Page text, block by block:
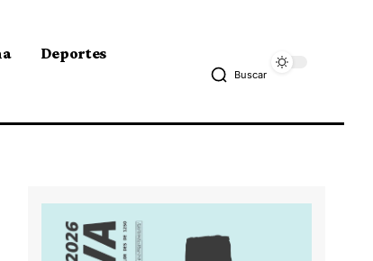
Deportes
Buscar